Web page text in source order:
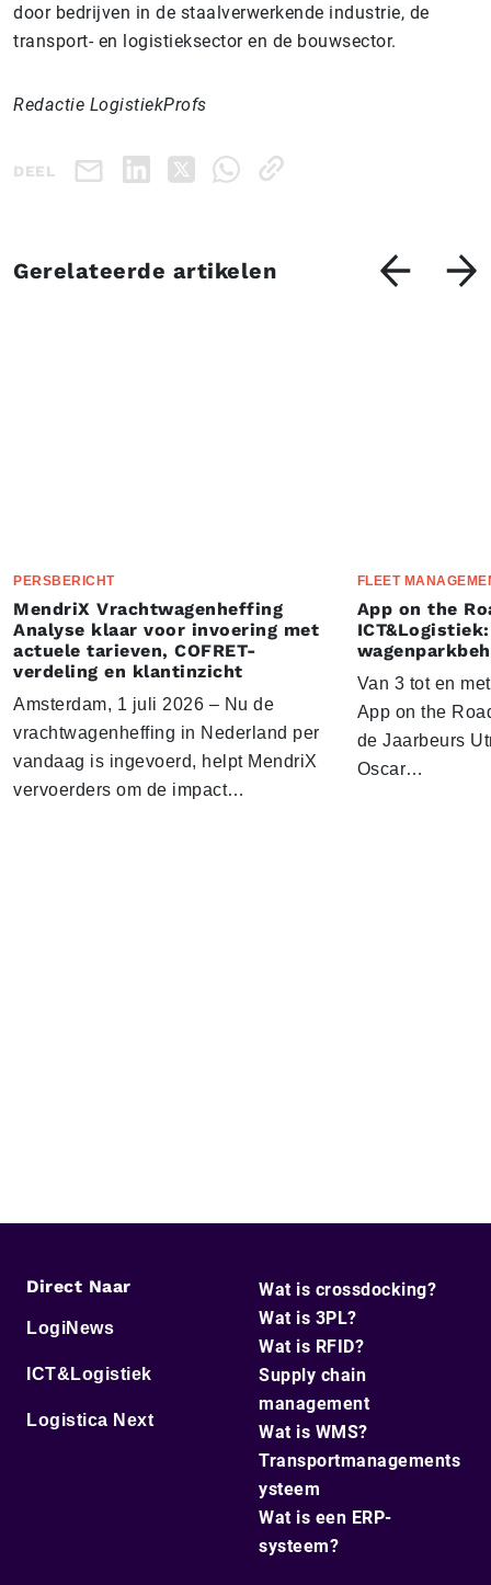
door bedrijven in de staalverwerkende industrie, de
transport- en logistieksector en de bouwsector.
Redactie LogistiekProfs
DEEL
Gerelateerde artikelen
PERSBERICHT
MendriX Vrachtwagenheffing
Analyse klaar voor invoering met
actuele tarieven, COFRET-
verdeling en klantinzicht
Amsterdam, 1 juli 2026 – Nu de
vrachtwagenheffing in Nederland per
vandaag is ingevoerd, helpt MendriX
vervoerders om de impact…
FLEET
App on the
Van 3 tot en
App on the
de Jaarbeurs
Oscar…
Direct Naar
LogiNews
ICT&Logistiek
Logistica Next
Wat is crossdocking?
Wat is 3PL?
Wat is RFID?
Supply chain
management
Wat is WMS?
Transportmanagements
ysteem
Wat is een ERP-
systeem?